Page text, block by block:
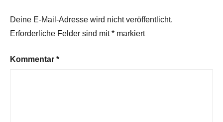
Deine E-Mail-Adresse wird nicht veröffentlicht.
Erforderliche Felder sind mit* markiert
Kommentar *